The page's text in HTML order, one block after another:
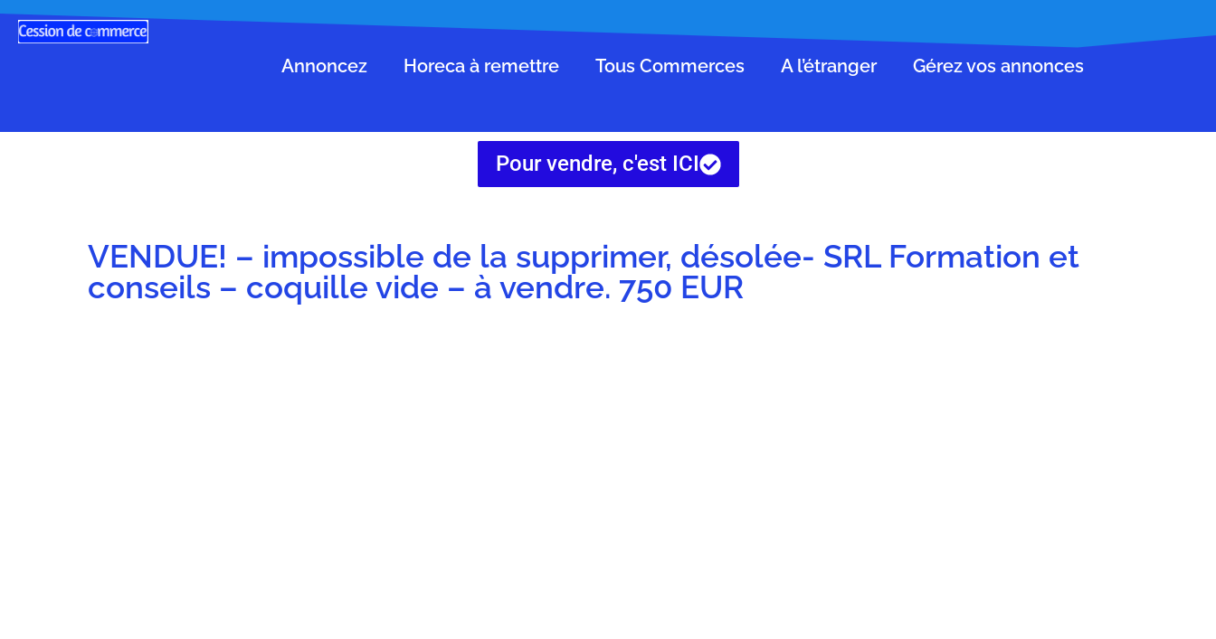
Annoncez Horeca à remettre Tous Commerces A l’étranger Gérez vos annonces
Pour vendre, c'est ICI
VENDUE! – impossible de la supprimer, désolée- SRL Formation et
conseils – coquille vide – à vendre. 750 EUR